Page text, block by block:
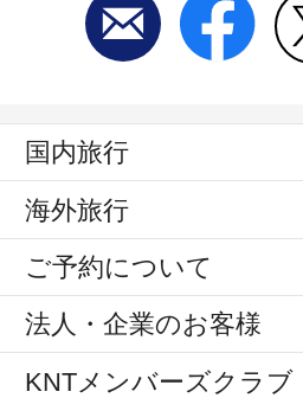
国内旅行
海外旅行
ご予約について
法人・企業のお客様
KNTメンバーズクラブ